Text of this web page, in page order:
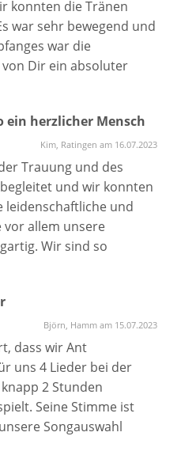
und wir konnten
leidenschaftliche und
allem unsere
Wir sind so
großen Tag war.
nochmal!
Björn, Hamm am 15.07.2023
dass wir Ant
uns 4 Lieder bei der
2 Stunden
Seine Stimme ist
Songauswahl
und sehr gefühlvoll
Bereits im
sehr entspannt, Ant
Wir sind
unglaublicher Stimme
Lars, Essen / Mülheim am 24.06.2023
empfohlen und
wussten wir,
genau richtig liegen.
und seiner Erfahrung
und den
perfekt vorbereitet.